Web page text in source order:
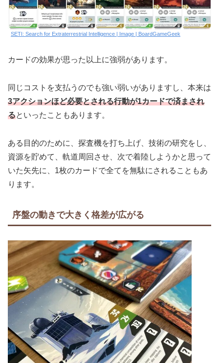
SETI: Search for Extraterrestrial Intelligence | Image | BoardGameGeek
カードの効果が思った以上に強弱があります。
同じコストを支払うのでも強い弱いがありますし、本来は
3アクションほど必要とされる行動が1カードで済まされ
るといったこともあります。
ある目的のために、探査機を打ち上げ、技術の研究をし、
資源を貯めて、軌道周回させ、次で着陸しようかと思って
いた矢先に、1枚のカードで全てを無駄にされることもあ
ります。
序盤の動きで大きく格差が広がる